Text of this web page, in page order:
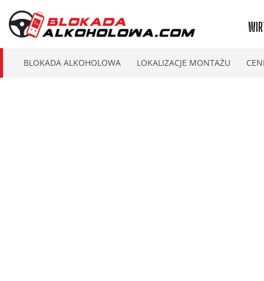
BLOKADA ALKOHOLOWA LOKALIZACJE MONTAŻU